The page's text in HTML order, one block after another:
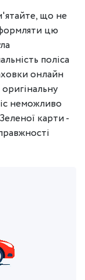
що не
цю
поліса
онлайн
неможливо
карти -